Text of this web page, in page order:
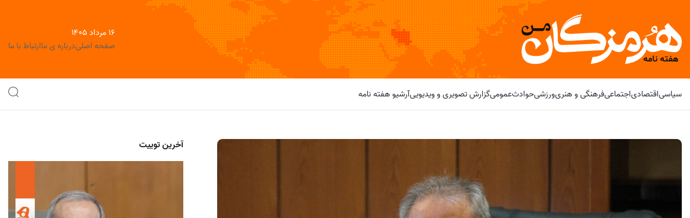
۱۶ مرداد ۱۴۰۵
صفحه اصلیدرباره ی ماارتباط با ما
سیاسیاقتصادیاجتماعیفرهنگی و هنریورزشیحوادثعمومیگزارش تصویری و ویدیوییآرشیو هفته نامه
آخرین توییت